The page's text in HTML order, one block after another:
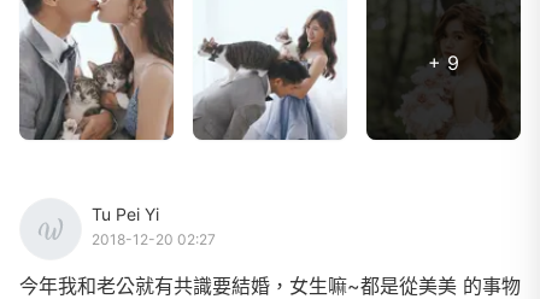
+ 9
Tu Pei Yi
2018-12-20 02:27
今年我和老公就有共識要結婚，女生嘛~都是從美美 的事物